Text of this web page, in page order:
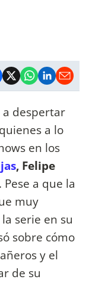
a despertar
a lo
en los
, Felipe
. Pese a que la
muy
serie en su
sobre cómo
y el
de su